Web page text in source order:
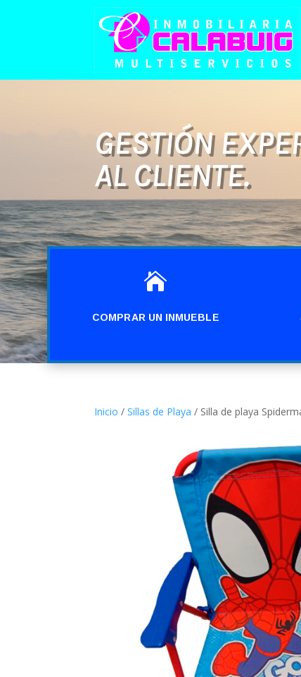
GESTIÓN
AL CLIENTE.

COMPRAR UN INMUEBLE
Inicio /Sillas de Playa / Silla de playa